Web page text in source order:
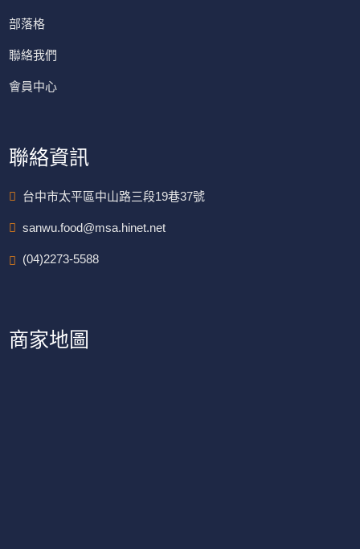
部落格
聯絡我們
會員中心
聯絡資訊
台中市太平區中山路三段19巷37號
sanwu.food@msa.hinet.net
(04)2273-5588
商家地圖